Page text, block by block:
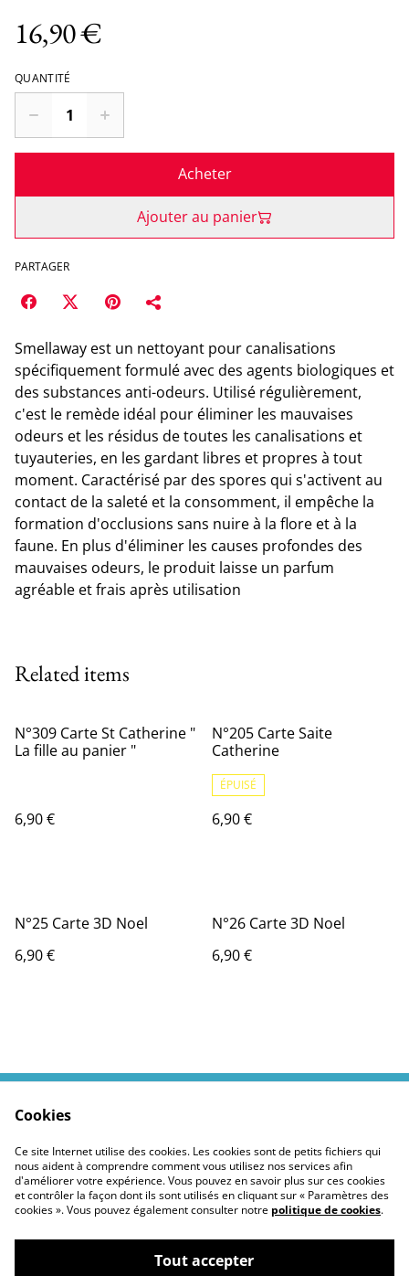
16,90 €
QUANTITÉ
Acheter
Ajouter au panier
PARTAGER
Smellaway est un nettoyant pour canalisations
spécifiquement formulé avec des agents biologiques et
des substances anti-odeurs. Utilisé régulièrement,
c'est le remède idéal pour éliminer les mauvaises
odeurs et les résidus de toutes les canalisations et
tuyauteries, en les gardant libres et propres à tout
moment. Caractérisé par des spores qui s'activent au
contact de la saleté et la consomment, il empêche la
formation d'occlusions sans nuire à la flore et à la
faune. En plus d'éliminer les causes profondes des
mauvaises odeurs, le produit laisse un parfum
agréable et frais après utilisation
Related items
N°309 Carte St Catherine "
La fille au panier "
6,90 €
N°205 Carte Saite
Catherine
ÉPUISÉ
6,90 €
N°25 Carte 3D Noel
6,90 €
N°26 Carte 3D Noel
6,90 €
Politiques Site
Confidentialité des
cookies
Cookies
Ce site Internet utilise des cookies. Les cookies sont de petits fichiers qui
nous aident à comprendre comment vous utilisez nos services afin
d'améliorer votre expérience. Vous pouvez en savoir plus sur ces cookies
et contrôler la façon dont ils sont utilisés en cliquant sur « Paramètres des
cookies ». Vous pouvez également consulter notre politique de cookies.
Tout accepter